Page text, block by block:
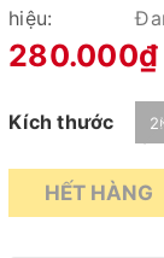
hiệu:
280.000₫
Kích thước
HẾT HÀNG